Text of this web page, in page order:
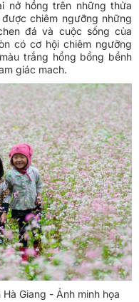
nở hồng trên những thửa
chiêm ngưỡng những
đá và cuộc sống của
có cơ hội chiêm ngưỡng
trắng hồng bồng bềnh
giác mach.
Giang - Ảnh minh họa